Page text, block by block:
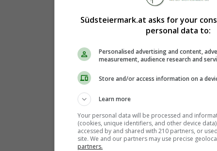
Südsteiermark.at asks for your
personal data to:
Personalised advertising and content,
measurement, audience research and
Store and/or access information on a
Learn more
Your personal data will be processed and
(cookies, unique identifiers, and other device
accessed by and shared with 210 partners, or
site. We and our partners may use precise
partners.